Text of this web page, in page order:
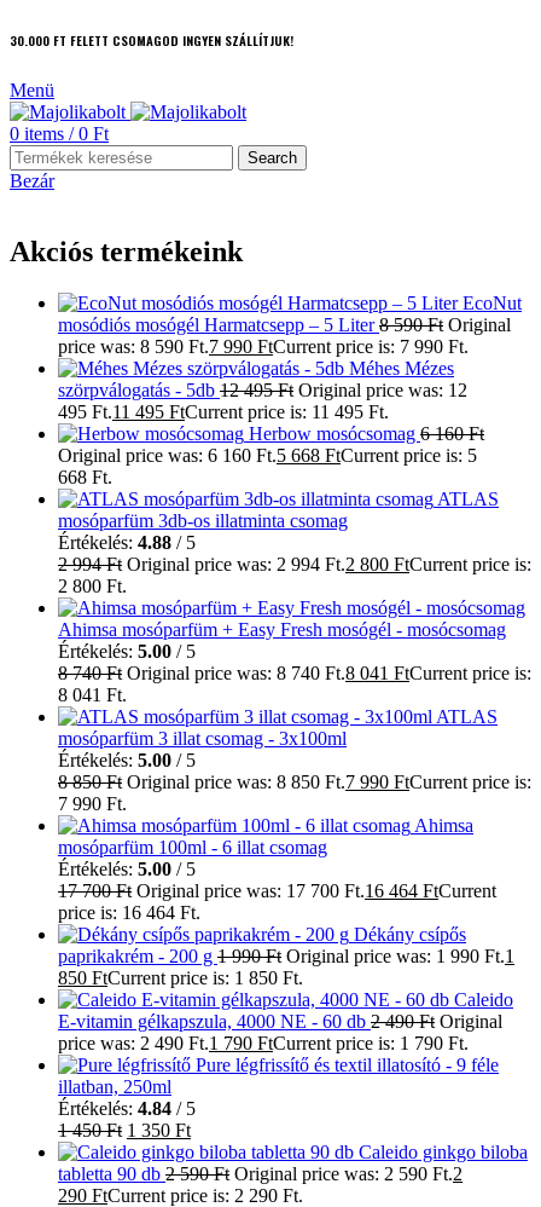
30.000 FT FELETT CSOMAGOD INGYEN SZÁLLÍTJUK!
Menü
0 items / 0 Ft
Search
Bezár
Akciós termékeink
EcoNut
mosódiós mosógél Harmatcsepp – 5 Liter8 590Ft Original
price was: 8 590 Ft.7 990 FtCurrent price is: 7 990 Ft.
Méhes Mézes
szörpválogatás - 5db 12 495Ft Original price was: 12
495 Ft.11 495 FtCurrent price is: 11 495 Ft.
Herbow mosócsomag 6 160Ft
Original price was: 6 160 Ft.5 668 FtCurrent price is: 5
668 Ft.
ATLAS
mosóparfüm 3db-os illatminta csomag
Értékelés: 4.88 / 5
2 994Ft Original price was: 2 994 Ft.2 800 FtCurrent price is:
2 800 Ft.
Ahimsa mosóparfüm + Easy Fresh mosógél - mosócsomag
Értékelés: 5.00 / 5
8 740Ft Original price was: 8 740 Ft.8 041 FtCurrent price is:
8 041 Ft.
ATLAS
mosóparfüm 3 illat csomag - 3x100ml
Értékelés: 5.00 / 5
8 850Ft Original price was: 8 850 Ft.7 990 FtCurrent price is:
7 990 Ft.
Ahimsa
mosóparfüm 100ml - 6 illat csomag
Értékelés: 5.00 / 5
17 700Ft Original price was: 17 700 Ft.16 464 FtCurrent
price is: 16 464 Ft.
Dékány csípős
paprikakrém - 200 g 1 990Ft Original price was: 1 990 Ft.1
850 FtCurrent price is: 1 850 Ft.
Caleido
E-vitamin gélkapszula, 4000 NE - 60 db 2 490Ft Original
price was: 2 490 Ft.1 790 FtCurrent price is: 1 790 Ft.
Pure légfrissítő és textil illatosító - 9 féle
illatban, 250ml
Értékelés: 4.84 / 5
1 450Ft 1 350 Ft
Caleido ginkgo biloba
tabletta 90 db 2 590Ft Original price was: 2 590 Ft.2
290 FtCurrent price is: 2 290 Ft.